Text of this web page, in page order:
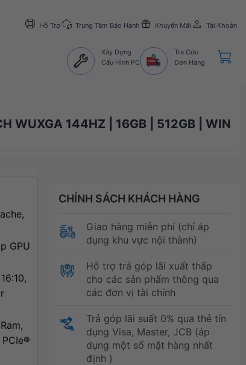
Hỗ Trợ Trung Tâm Bảo Hành Khuyến Mãi Tài Khoản
Xây Dựng
Cấu Hình PC
Tra Cứu
Đơn Hàng
WUXGA 144HZ | 16GB | 512GB | WIN
GPU
CHÍNH SÁCH KHÁCH HÀNG
Giao hàng miễn phí (chỉ áp
dụng khu vực nội thành)
Hỗ trợ trả góp lãi xuất thấp
cho các sản phẩm thông qua
các đơn vị tài chính
Trả góp lãi suất 0% qua thẻ tín
dụng Visa, Master, JCB (áp
dụng một số mặt hàng nhất
định )